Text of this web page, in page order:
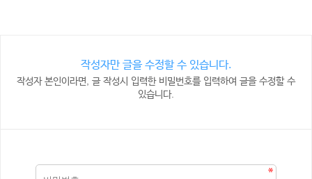
작성자만 글을 수정할 수 있습니다.
작성자 본인이라면, 글 작성시 입력한 비밀번호를 입력하여 글을 수정할 수
있습니다.